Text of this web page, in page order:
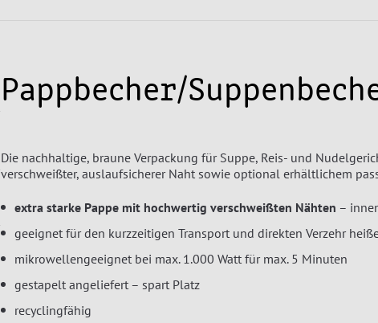
Pappbecher/
Die nachhaltige, braune Verpackung für Suppe, Reis- und
verschweißter, auslaufsicherer Naht sowie optional erhältlichem
extra starke Pappe mit hochwertig verschweißten Nähten –
geeignet für den kurzzeitigen Transport und direkten Verzehr
mikrowellengeeignet bei max. 1.000 Watt für max. 5 Minuten
gestapelt angeliefert – spart Platz
recyclingfähig